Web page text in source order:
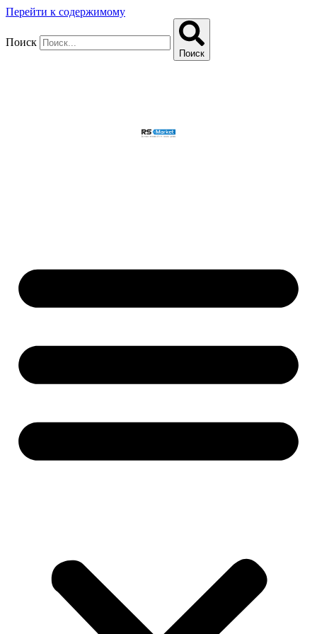
Перейти к содержимому
Поиск
Поиск